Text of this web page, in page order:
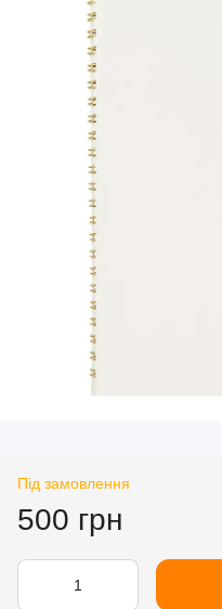
Під замовлення
500 грн